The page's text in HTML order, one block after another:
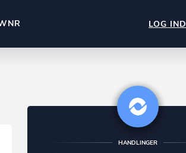
LOG IND
HANDLINGER